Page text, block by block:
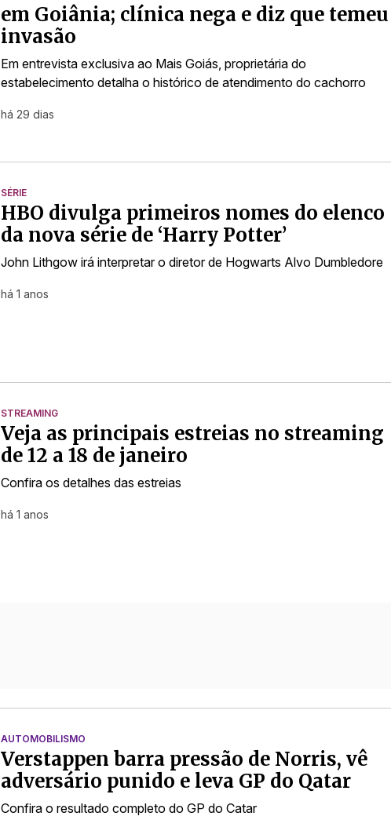
em Goiânia; clínica nega e diz que temeu
invasão
Em entrevista exclusiva ao Mais Goiás, proprietária do
estabelecimento detalha o histórico de atendimento do cachorro
há 29 dias
SÉRIE
HBO divulga primeiros nomes do elenco
da nova série de ‘Harry Potter’
John Lithgow irá interpretar o diretor de Hogwarts Alvo Dumbledore
há 1 anos
STREAMING
Veja as principais estreias no streaming
de 12 a 18 de janeiro
Confira os detalhes das estreias
há 1 anos
AUTOMOBILISMO
Verstappen barra pressão de Norris, vê
adversário punido e leva GP do Qatar
Confira o resultado completo do GP do Catar